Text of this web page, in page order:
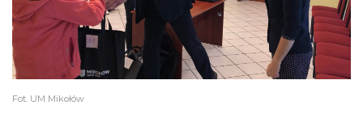
Fot. UM Mikołów